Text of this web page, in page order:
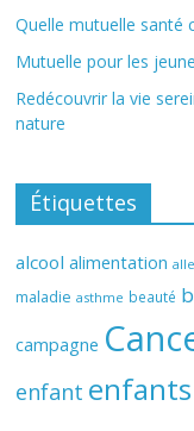
Quelle mutuelle santé
Mutuelle pour les
Redécouvrir la vie
nature
Étiquettes
alcool alimentation
maladie asthme beauté
campagne
enfant enfants